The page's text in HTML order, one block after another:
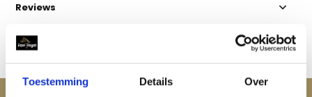
Toestemming Details Over
Reviews
Delen